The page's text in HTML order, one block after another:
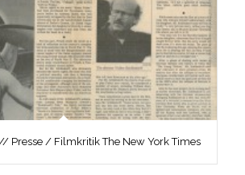
Presse / Filmkritik The New York Times